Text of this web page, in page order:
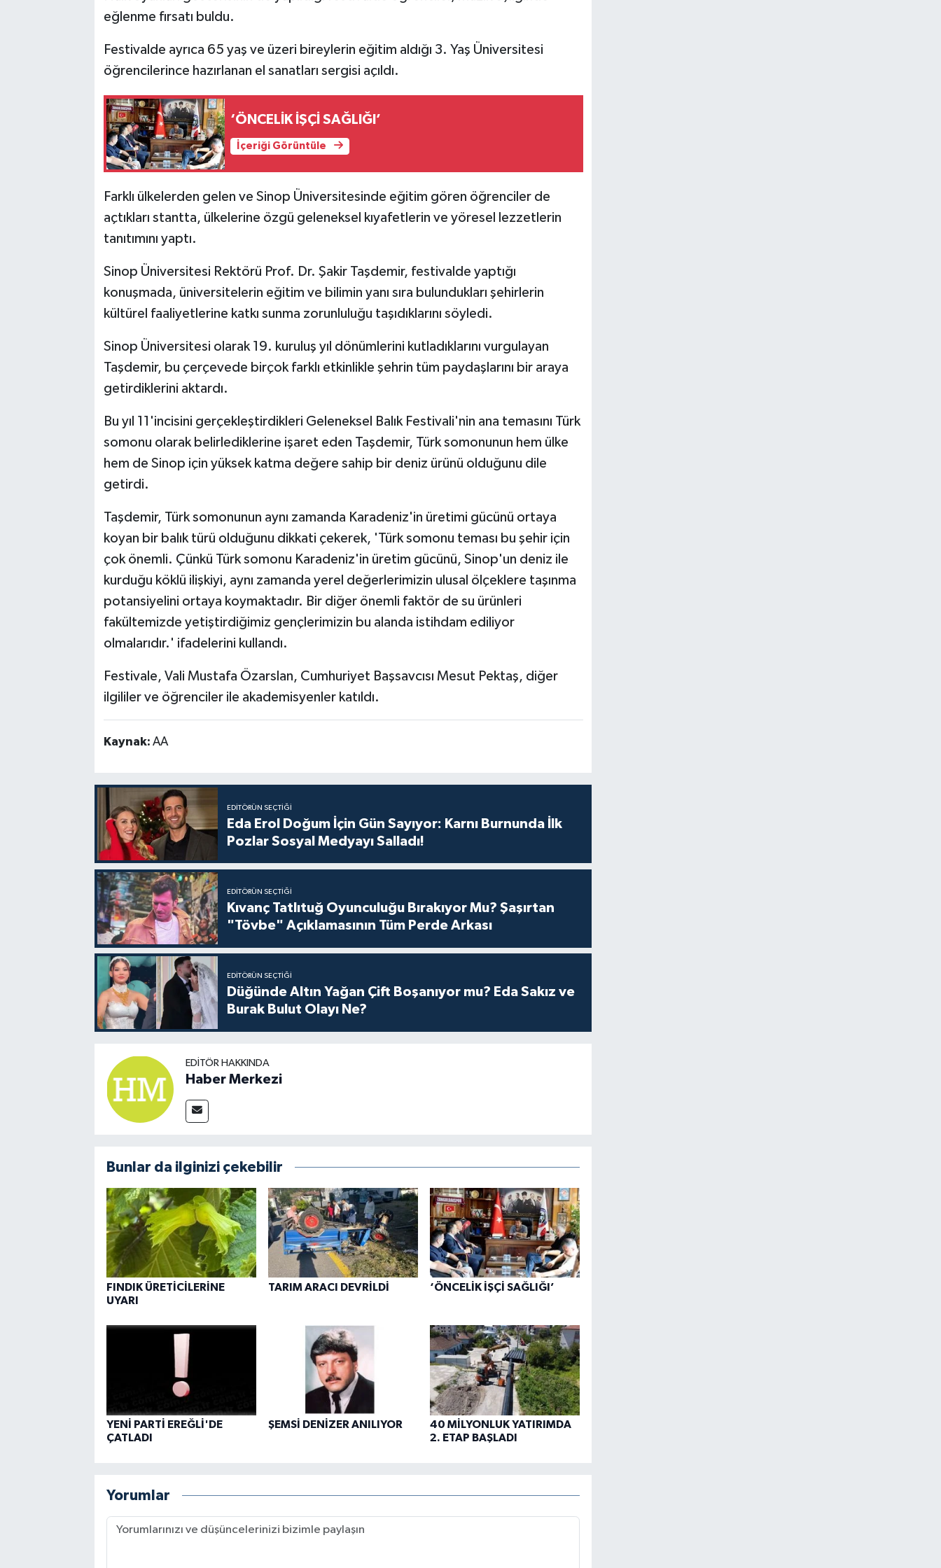
eğlenme fırsatı buldu.
Festivalde ayrıca 65 yaş ve üzeri bireylerin eğitim aldığı 3. Yaş Üniversitesi
öğrencilerince hazırlanan el sanatları sergisi açıldı.
‘ÖNCELİK İŞÇİ SAĞLIĞI’
İçeriği Görüntüle
Farklı ülkelerden gelen ve Sinop Üniversitesinde eğitim gören öğrenciler de
açtıkları stantta, ülkelerine özgü geleneksel kıyafetlerin ve yöresel lezzetlerin
tanıtımını yaptı.
Sinop Üniversitesi Rektörü Prof. Dr. Şakir Taşdemir, festivalde yaptığı
konuşmada, üniversitelerin eğitim ve bilimin yanı sıra bulundukları şehirlerin
kültürel faaliyetlerine katkı sunma zorunluluğu taşıdıklarını söyledi.
Sinop Üniversitesi olarak 19. kuruluş yıl dönümlerini kutladıklarını vurgulayan
Taşdemir, bu çerçevede birçok farklı etkinlikle şehrin tüm paydaşlarını bir araya
getirdiklerini aktardı.
Bu yıl 11'incisini gerçekleştirdikleri Geleneksel Balık Festivali'nin ana temasını Türk
somonu olarak belirlediklerine işaret eden Taşdemir, Türk somonunun hem ülke
hem de Sinop için yüksek katma değere sahip bir deniz ürünü olduğunu dile
getirdi.
Taşdemir, Türk somonunun aynı zamanda Karadeniz'in üretimi gücünü ortaya
koyan bir balık türü olduğunu dikkati çekerek, 'Türk somonu teması bu şehir için
çok önemli. Çünkü Türk somonu Karadeniz'in üretim gücünü, Sinop'un deniz ile
kurduğu köklü ilişkiyi, aynı zamanda yerel değerlerimizin ulusal ölçeklere taşınma
potansiyelini ortaya koymaktadır. Bir diğer önemli faktör de su ürünleri
fakültemizde yetiştirdiğimiz gençlerimizin bu alanda istihdam ediliyor
olmalarıdır.' ifadelerini kullandı.
Festivale, Vali Mustafa Özarslan, Cumhuriyet Başsavcısı Mesut Pektaş, diğer
ilgililer ve öğrenciler ile akademisyenler katıldı.
Kaynak: AA
EDITÖRÜN SEÇTIĞI
Eda Erol Doğum İçin Gün Sayıyor: Karnı Burnunda İlk
Pozlar Sosyal Medyayı Salladı!
EDITÖRÜN SEÇTIĞI
Kıvanç Tatlıtuğ Oyunculuğu Bırakıyor Mu? Şaşırtan
"Tövbe" Açıklamasının Tüm Perde Arkası
EDITÖRÜN SEÇTIĞI
Düğünde Altın Yağan Çift Boşanıyor mu? Eda Sakız ve
Burak Bulut Olayı Ne?
EDITÖR HAKKINDA
Haber Merkezi
Bunlar da ilginizi çekebilir
FINDIK ÜRETİCİLERİNE
UYARI
TARIM ARACI DEVRİLDİ ‘ÖNCELİK İŞÇİ SAĞLIĞI’
YENİ PARTİ EREĞLİ'DE
ÇATLADI
ŞEMSİ DENİZER ANILIYOR
40 MİLYONLUK YATIRIMDA
2. ETAP BAŞLADI
Yorumlar